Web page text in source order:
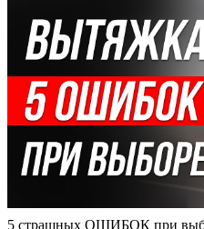
5 страшных ОШИБОК при